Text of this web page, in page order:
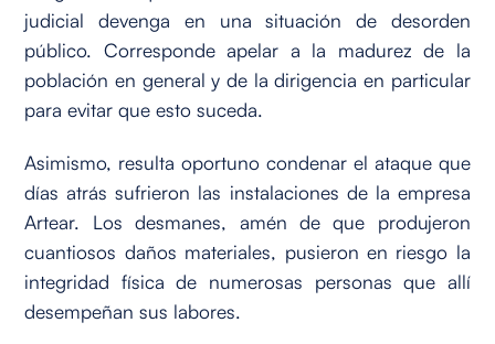
judicial devenga en una situación de desorden
público. Corresponde apelar a la madurez de la
población en general y de la dirigencia en particular
para evitar que esto suceda.
Asimismo, resulta oportuno condenar el ataque que
días atrás sufrieron las instalaciones de la empresa
Artear. Los desmanes, amén de que produjeron
cuantiosos daños materiales, pusieron en riesgo la
integridad física de numerosas personas que allí
desempeñan sus labores.